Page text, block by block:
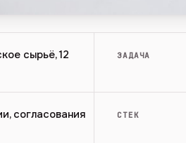
сырьё, 12
ЗАДАЧА
согласования
СТЕК